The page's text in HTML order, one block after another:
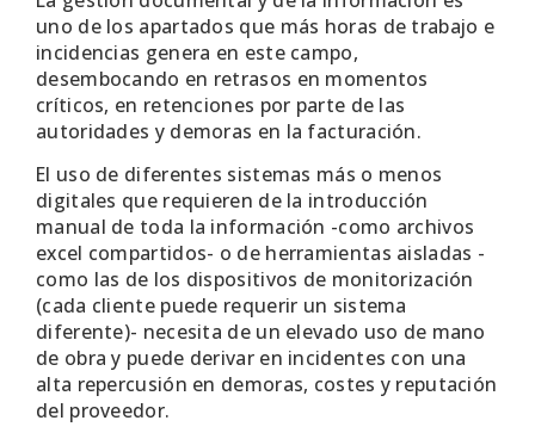
uno de los apartados que más horas de trabajo e
incidencias genera en este campo,
desembocando en retrasos en momentos
críticos, en retenciones por parte de las
autoridades y demoras en la facturación.
El uso de diferentes sistemas más o menos
digitales que requieren de la introducción
manual de toda la información -como archivos
excel compartidos- o de herramientas aisladas -
como las de los dispositivos de monitorización
(cada cliente puede requerir un sistema
diferente)- necesita de un elevado uso de mano
de obra y puede derivar en incidentes con una
alta repercusión en demoras, costes y reputación
del proveedor.